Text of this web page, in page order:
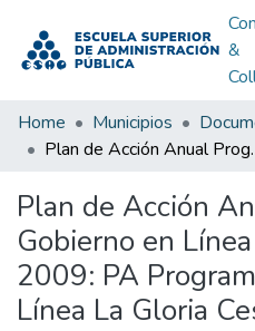
&
Home Municipios
Plan de Acción Anual Programa
Plan de Acción
Gobierno en
2009: PA
Línea La Gloria